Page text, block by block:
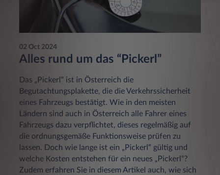
02 Oct 2024
Alles rund um das “Pickerl”
Das „Pickerl“ ist in Österreich die
Begutachtungsplakette, die die Verkehrssicherheit
eines Fahrzeugs bestätigt. Wie in den meisten
Ländern sind auch in Österreich alle Fahrer eines
Fahrzeugs dazu verpflichtet, dieses regelmäßig auf
die ordnungsgemäße Funktionsweise prüfen zu
lassen. Doch wie lange ist ein „Pickerl“ gültig und
welche Kosten entstehen für ein neues „Pickerl“?
Zudem erfahren Sie in diesem Artikel auch, wie sich